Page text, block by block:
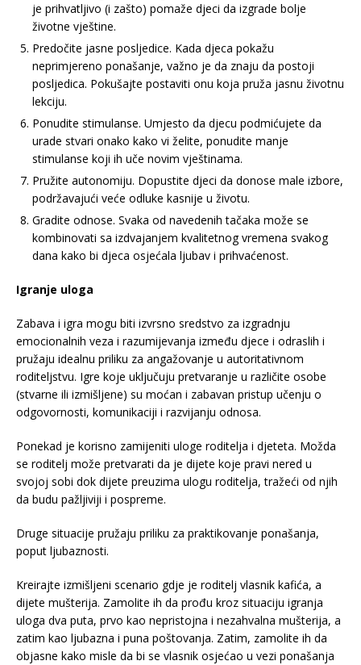
je prihvatljivo (i zašto) pomaže djeci da izgrade bolje
životne vještine.
Predočite jasne posljedice. Kada djeca pokažu
neprimjereno ponašanje, važno je da znaju da postoji
posljedica. Pokušajte postaviti onu koja pruža jasnu životnu
lekciju.
Ponudite stimulanse. Umjesto da djecu podmićujete da
urade stvari onako kako vi želite, ponudite manje
stimulanse koji ih uče novim vještinama.
Pružite autonomiju. Dopustite djeci da donose male izbore,
podržavajući veće odluke kasnije u životu.
Gradite odnose. Svaka od navedenih tačaka može se
kombinovati sa izdvajanjem kvalitetnog vremena svakog
dana kako bi djeca osjećala ljubav i prihvaćenost.
Igranje uloga
Zabava i igra mogu biti izvrsno sredstvo za izgradnju
emocionalnih veza i razumijevanja između djece i odraslih i
pružaju idealnu priliku za angažovanje u autoritativnom
roditeljstvu. Igre koje uključuju pretvaranje u različite osobe
(stvarne ili izmišljene) su moćan i zabavan pristup učenju o
odgovornosti, komunikaciji i razvijanju odnosa.
Ponekad je korisno zamijeniti uloge roditelja i djeteta. Možda
se roditelj može pretvarati da je dijete koje pravi nered u
svojoj sobi dok dijete preuzima ulogu roditelja, tražeći od njih
da budu pažljiviji i pospreme.
Druge situacije pružaju priliku za praktikovanje ponašanja,
poput ljubaznosti.
Kreirajte izmišljeni scenario gdje je roditelj vlasnik kafića, a
dijete mušterija. Zamolite ih da prođu kroz situaciju igranja
uloga dva puta, prvo kao nepristojna i nezahvalna mušterija, a
zatim kao ljubazna i puna poštovanja. Zatim, zamolite ih da
objasne kako misle da bi se vlasnik osjećao u vezi ponašanja